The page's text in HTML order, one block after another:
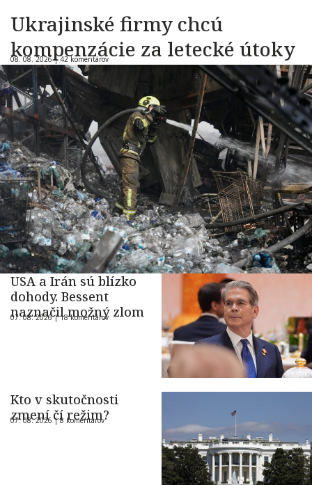
Ukrajinské firmy chcú
kompenzácie za letecké útoky
08. 08. 2026 |42 komentárov
USA a Irán sú blízko
dohody. Bessent
naznačil možný zlom
07. 08. 2026 |18 komentárov
Kto v skutočnosti
zmení čí režim?
07. 08. 2026 |8 komentárov